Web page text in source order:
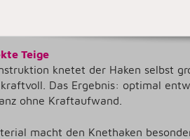
Knethaken übernimmt die Arbeit
Teige
knetet der Haken selbst
Das Ergebnis: optimal
ohne Kraftaufwand.
macht den Knethaken